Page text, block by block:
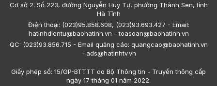
Cơ sở 2: Số 223, đường Nguyễn Huy Tự, phường Thành Sen, tỉnh
Hà Tĩnh
Điện thoại: (023)95.858.608, (023)93.693.427 - Email:
hatinhdientu@baohatinh.vn - toasoan@baohatinh.vn
QC: (023)93.856.715 - Email quảng cáo: quangcao@baohatinh.vn
- ads@hatinhtv.vn
Giấy phép số: 15/GP-BTTTT do Bộ Thông tin - Truyền thông cấp
ngày 17 tháng 01 năm 2022.